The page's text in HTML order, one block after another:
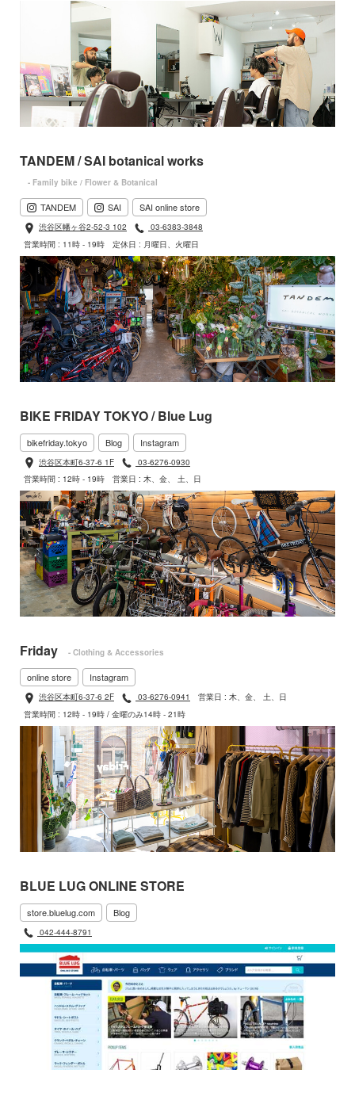
TANDEM / SAI botanical works
- Family bike / Flower & Botanical
TANDEM SAI SAI online store
渋谷区幡ヶ谷2-52-3 102
03-6383-3848
営業時間 : 11時 - 19時
定休日 : 月曜日、火曜日
BIKE FRIDAY TOKYO / Blue Lug
bikefriday.tokyo Blog Instagram
渋谷区本町6-37-6 1F
03-6276-0930
営業時間 : 12時 - 19時
営業日 : 木、金、 土、日
Friday - Clothing & Accessories
online store Instagram
渋谷区本町6-37-6 2F 03-6276-0941
営業日 : 木、金、 土、日
営業時間 : 12時 - 19時 / 金曜のみ14時 - 21時
BLUE LUG ONLINE STORE
store.bluelug.com Blog
042-444-8791